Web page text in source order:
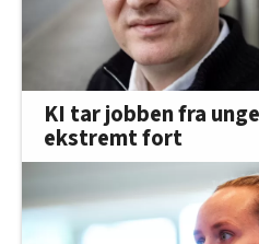
KI tar jobben fra
ekstremt fort